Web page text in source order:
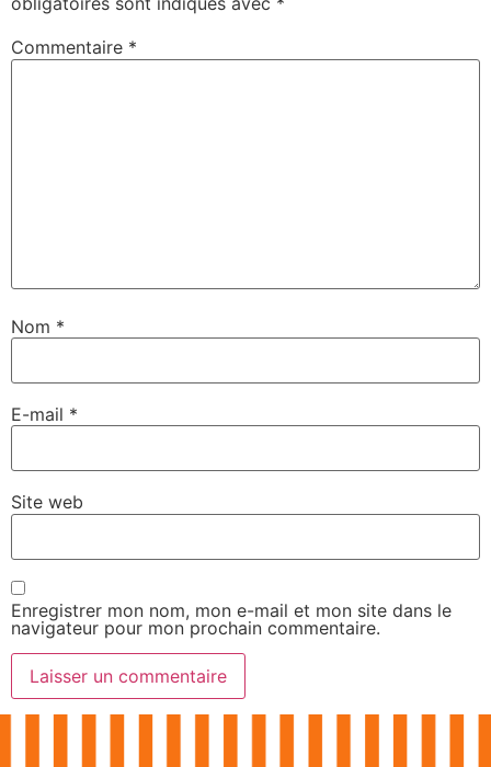
Commentaire *
Nom *
E-mail *
Site web
Enregistrer mon nom, mon e-mail et mon site dans le
navigateur pour mon prochain commentaire.